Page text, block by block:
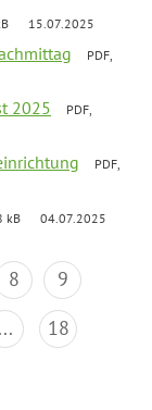
15.07.2025
PDF,
2025
PDF,
PDF,
kB 04.07.2025
8
9
... 18